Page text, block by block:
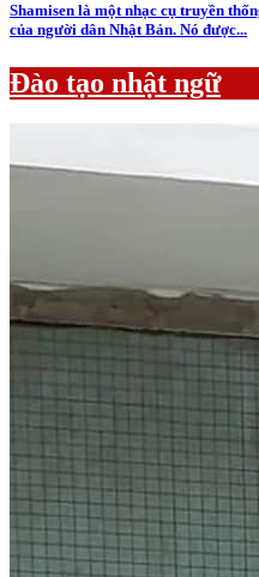
Shamisen là một nhạc cụ truyền
của người dân Nhật Bản. Nó được...
Đào tạo nhật ngữ